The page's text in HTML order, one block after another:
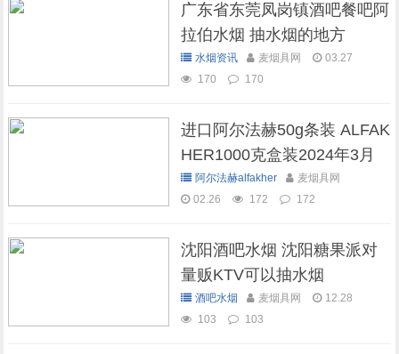
广东省东莞凤岗镇酒吧餐吧阿
拉伯水烟 抽水烟的地方
水烟资讯 麦烟具网
03.27
170
170
进口阿尔法赫50g条装 ALFAK
HER1000克盒装2024年3月
现货库存
阿尔法赫alfakher
麦烟具网
02.26
172 172
沈阳酒吧水烟 沈阳糖果派对
量贩KTV可以抽水烟
酒吧水烟 麦烟具网
12.28
103
103